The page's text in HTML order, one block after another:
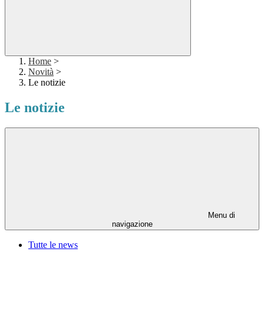
Home >
Novità >
Le notizie
Le notizie
Menu di
navigazione
Tutte le news